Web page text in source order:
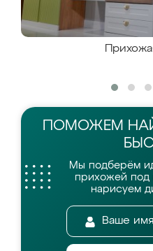
ПОМОЖЕМ
Мы подберём
прихожей под
нарисуем